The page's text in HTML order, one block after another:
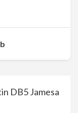
DB5 Jamesa